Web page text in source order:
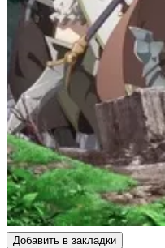
Добавить в закладки